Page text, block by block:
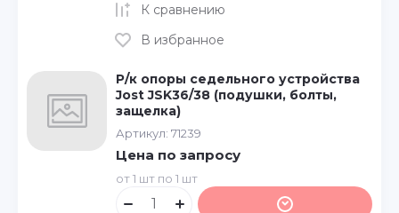
К сравнению
В избранное
Р/к опоры седельного устройства
Jost JSK36/38 (подушки, болты,
защелка)
Артикул: 71239
Цена по запросу
от 1 шт по 1 шт